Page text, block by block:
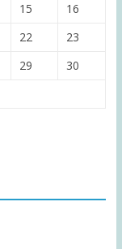
15
16
22
23
29
30